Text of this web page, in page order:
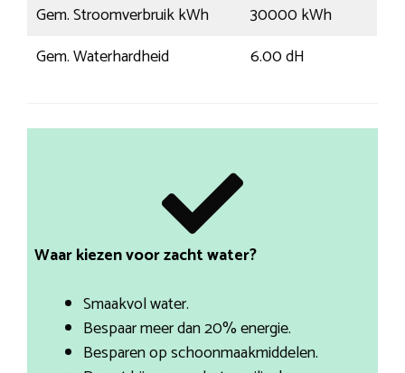
Gem. Stroomverbruik kWh
30000 kWh
Gem. Waterhardheid
6.00 dH
Waar kiezen voor zacht water?
Smaakvol water.
Bespaar meer dan 20% energie.
Besparen op schoonmaakmiddelen.